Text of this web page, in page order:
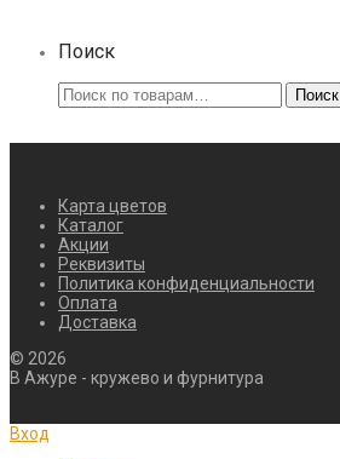
Поиск
Искать: Поиск
Карта цветов
Каталог
Акции
Реквизиты
Политика конфиденциальности
Оплата
Доставка
© 2026
В Ажуре - кружево и фурнитура
Вход